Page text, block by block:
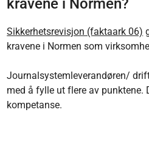
kravene i Normen?
Sikkerhetsrevisjon (faktaark 06)
kravene i Normen som
Journalsystemleverandøren/
med å fylle ut flere av punktene.
kompetanse.